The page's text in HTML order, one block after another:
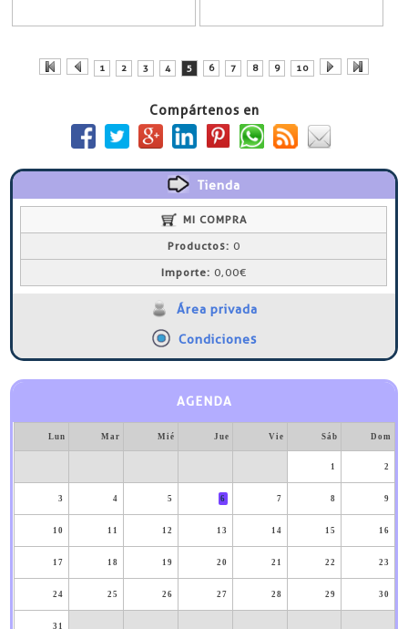
1 2 3 4 5 6 7 8 9 10
Compártenos en
Tienda
MI COMPRA
Productos: 0
Importe: 0,00€
Área privada
Condiciones
AGENDA
Lun Mar Mié Jue Vie Sáb Dom
1 2
3 4 5 6 7 8 9
10 11 12 13 14 15 16
17 18 19 20 21 22 23
24 25 26 27 28 29 30
31